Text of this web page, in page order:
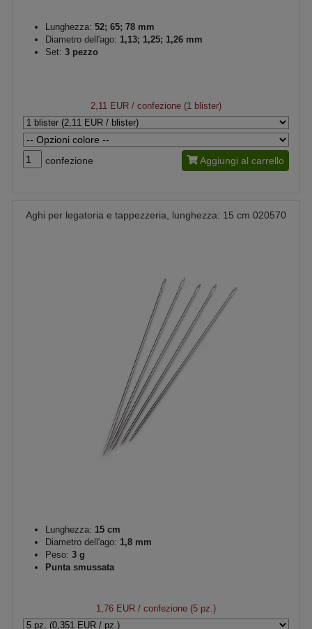
Lunghezza: 52; 65; 78 mm
Diametro dell'ago: 1,13; 1,25; 1,26 mm
Set: 3 pezzo
2,11 EUR / confezione (1 blister)
confezione Aggiungi al carrello
Aghi per legatoria e tappezzeria, lunghezza: 15 cm 020570
Lunghezza: 15 cm
Diametro dell'ago: 1,8 mm
Peso: 3 g
Punta smussata
1,76 EUR / confezione (5 pz.)